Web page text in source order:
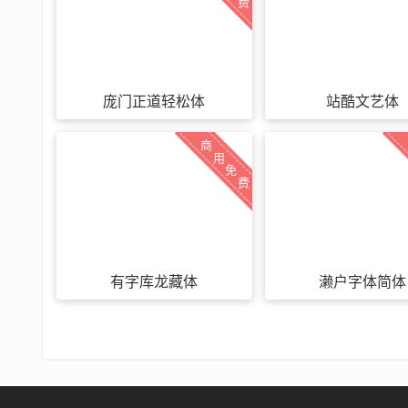
庞门正道轻松体 站酷文艺体
费
免
用
商
有字库龙藏体 濑户字体简体